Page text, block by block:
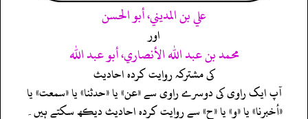
علي بن المديني، أبو الحسن
اور
محمد بن عبد الله الأنصاري، أبو عبد الله
کی مشترکہ روایت کردہ احادیث
آپ ایک راوی کی دوسرے راوی سے «عن» یا «حدثنا» یا «سمعت» یا
«أخبرنا» یا «و» یا «ح» سے روایت کردہ احادیث دیکھ سکتے ہیں۔